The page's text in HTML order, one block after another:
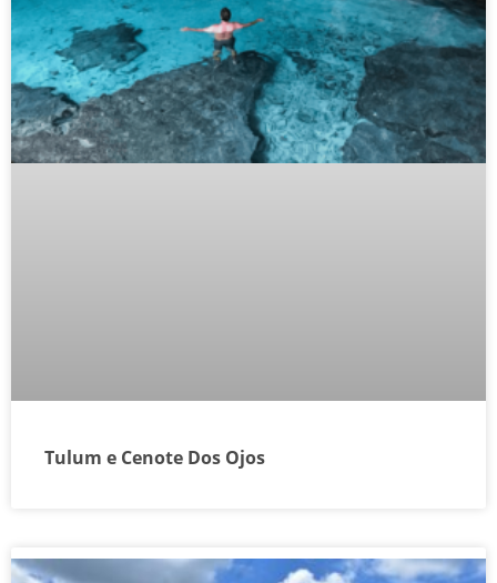
Tulum e Cenote Dos Ojos